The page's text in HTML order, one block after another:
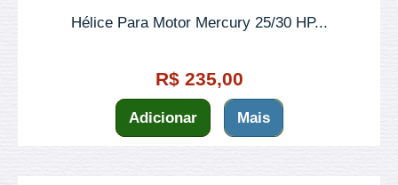
Hélice Para Motor Mercury 25/30 HP...
R$ 235,00
Adicionar Mais